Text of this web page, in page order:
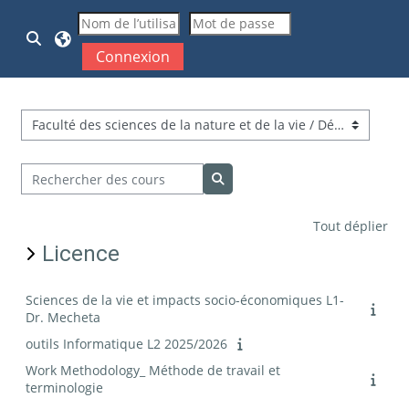
Passer au contenu principal
Activer/désactiver la saisie de recherche
Connexion
Catégories de cours
Rechercher des cours
Rechercher des cours
Tout déplier
Licence
Sciences de la vie et impacts socio-économiques L1-
Dr. Mecheta
outils Informatique L2 2025/2026
Work Methodology_ Méthode de travail et
terminologie